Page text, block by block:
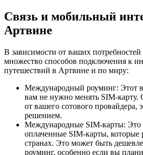
Связь и мобильный
Артвине
В зависимости от ваших
множество способов подключения к
путешествий в Артвине и по миру:
Международный роуминг: Этот
вам не нужно менять SIM-карту.
от вашего сотового провайдера,
решением.
Международные SIM-карты: Это
оплаченные SIM-карты, которые
странах. Это может быть
роуминг, особенно если вы